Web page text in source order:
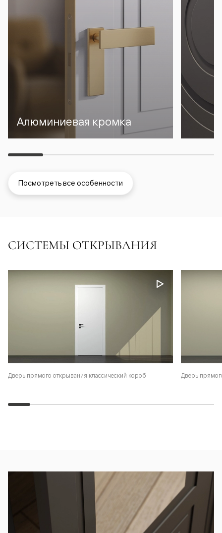
Алюминиевая кромка
Посмотреть все особенности
СИСТЕМЫ ОТКРЫВАНИЯ
Дверь прямого открывания классический короб Дверь